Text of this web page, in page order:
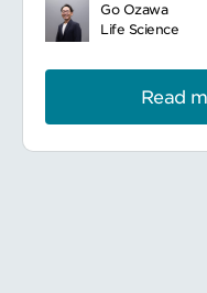
厚生
クロ
■ポ
and
to
リー
とし
に
や国
医、
料
に
ー
Go Ozawa
Life Science
Read